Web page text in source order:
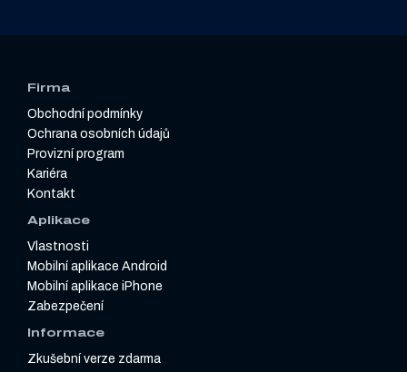
Firma
Obchodní podmínky
Ochrana osobních údajů
Provizní program
Kariéra
Kontakt
Aplikace
Vlastnosti
Mobilní aplikace Android
Mobilní aplikace iPhone
Zabezpečení
Informace
Zkušební verze zdarma